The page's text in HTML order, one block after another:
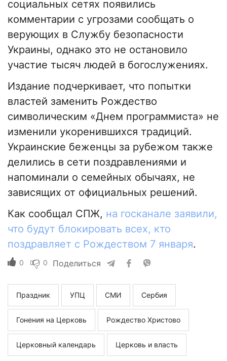
социальных сетях появились
комментарии с угрозами сообщать о
верующих в Службу безопасности
Украины, однако это не остановило
участие тысяч людей в богослужениях.
Издание подчеркивает, что попытки
властей заменить Рождество
символическим «Днем программиста» не
изменили укоренившихся традиций.
Украинские беженцы за рубежом также
делились в сети поздравлениями и
напоминали о семейных обычаях, не
зависящих от официальных решений.
Как сообщал СПЖ, на госканале заявили,
что будут блокировать всех, кто
поздравляет с Рождеством 7 января.
0 0 Поделиться
Праздник УПЦ СМИ Сербия
Гонения на Церковь Рождество Христово
Церковный календарь Церковь и власть